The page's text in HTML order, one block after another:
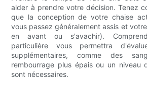
aider à prendre votre décision. Tenez
que la conception de votre chaise
vous passez généralement assis et
en avant ou s'avachir).
particulière vous permettra
supplémentaires, comme des
rembourrage plus épais ou un niveau
sont nécessaires.